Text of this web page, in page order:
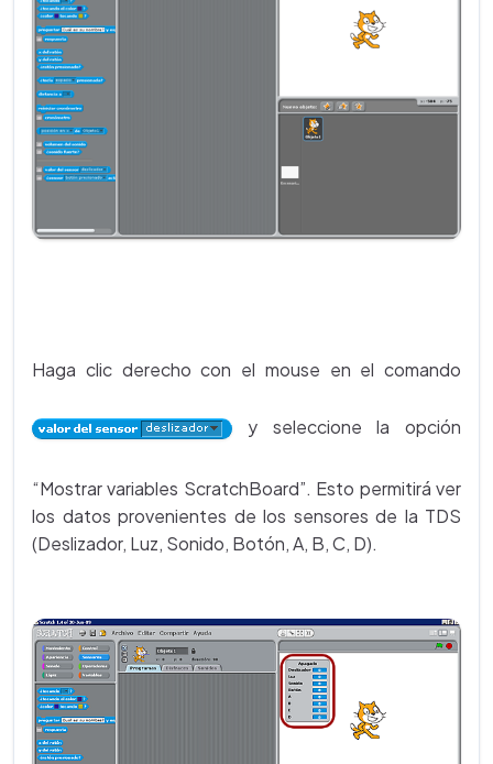
Haga clic derecho con el mouse en el comando
y seleccione la opción
“Mostrar variables ScratchBoard”. Esto permitirá ver
los datos provenientes de los sensores de la TDS
(Deslizador, Luz, Sonido, Botón, A, B, C, D).